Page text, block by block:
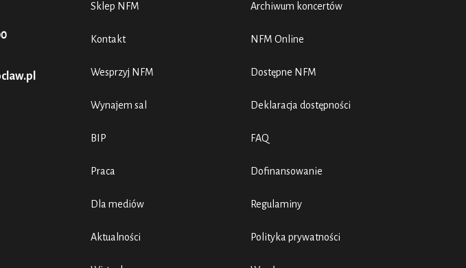
Sklep NFM
Kontakt
Wesprzyj NFM
Wynajem sal
BIP
Praca
Dla mediów
Aktualności
Archiwum koncertów
NFM Online
Dostępne NFM
Deklaracja dostępności
FAQ
Dofinansowanie
Regulaminy
Polityka prywatności